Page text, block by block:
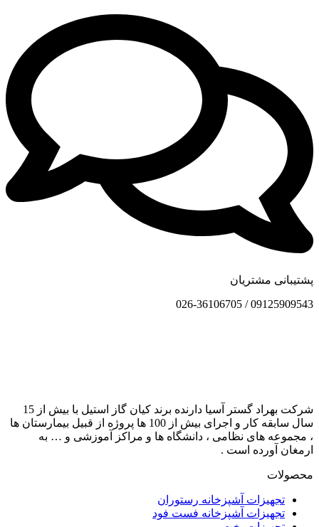
پشتیبانی مشتریان
09125909543 / 026-36106705
شرکت بهراد گستر آسیا دارنده برند کیان گاز استیل با بیش از 15
سال سابقه کار و اجرای بیش از 100 ها پروژه از قبیل بیمارستان ها
، مجموعه های نظامی ، دانشگاه ها و مراکز آموزشی و … به
ارمغان آورده است .
محصولات
تجهیزات آشپزخانه رستوران
تجهیزات آشپزخانه فست فود